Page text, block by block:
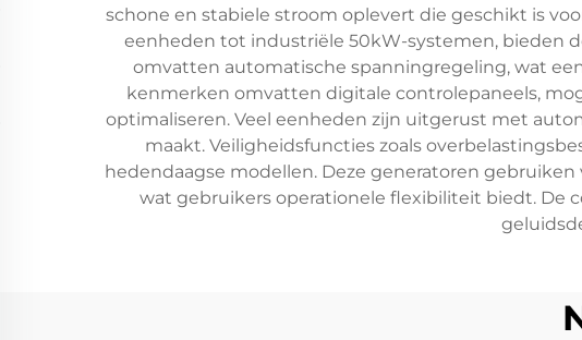
schone en stabiele stroom oplevert die geschikt is
eenheden tot industriële 50kW-systemen, bieden
omvatten automatische spanningregeling, wat
kenmerken omvatten digitale controlepaneels,
optimaliseren. Veel eenheden zijn uitgerust met
maakt. Veiligheidsfuncties zoals
hedendaagse modellen. Deze generatoren
wat gebruikers operationele flexibiliteit biedt. De